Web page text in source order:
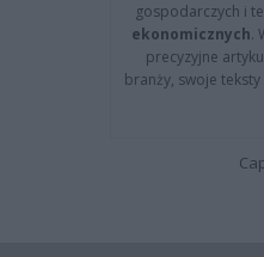
gospodarczych i
ekonomicznych.
precyzyjne
branży, swoje